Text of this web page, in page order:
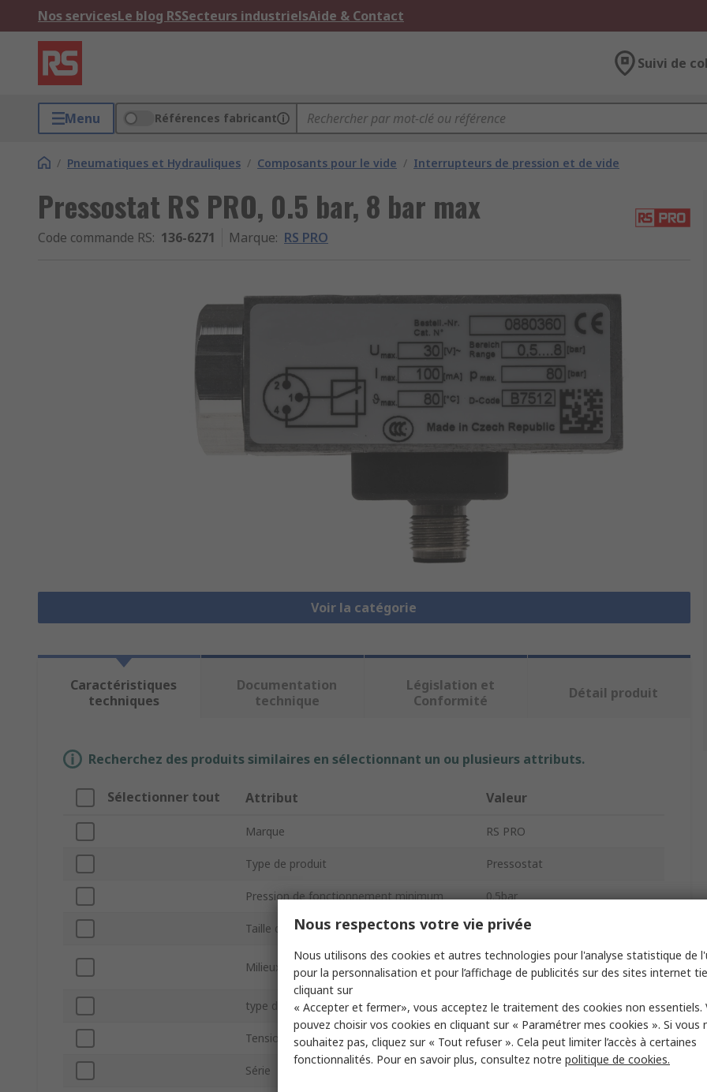
Nos servicesLe blog RSSecteurs industrielsAide & Contact
Suivi de
Menu Références fabricant
/ Pneumatiques et Hydrauliques / Composants pour le vide / Interrupteurs de pression et de vide
Pressostat RS PRO, 0.5 bar, 8 bar max
Code commande RS: 136-6271 Marque: RS PRO
Voir la catégorie
Caractéristiques
techniques
Documentation
technique
Législation et
Conformité
Détail produit
Recherchez des produits similaires en sélectionnant un ou plusieurs attributs.
Sélectionner tout Attribut Valeur
Marque RS PRO
Type de produit Pressostat
Pression de fonctionnement minimum 0.5bar
Taille de l'orifice M12 x 1
Milieux adaptés
Gaz, Air comprimé,
Pneumatique
type de pression Électromécanique
Tension 30V
Série
Nous respectons votre vie privée
Nous utilisons des cookies et autres technologies pour l'analyse statistique de
pour la personnalisation et pour l’affichage de publicités sur des sites internet
cliquant sur
« Accepter et fermer», vous acceptez le traitement des cookies non essentiels.
pouvez choisir vos cookies en cliquant sur « Paramétrer mes cookies ». Si vous
souhaitez pas, cliquez sur « Tout refuser ». Cela peut limiter l’accès à certaines
fonctionnalités. Pour en savoir plus, consultez notre politique de cookies.